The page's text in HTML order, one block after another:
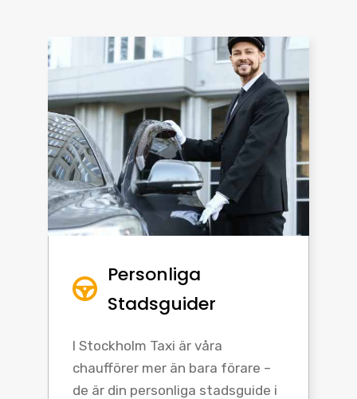
Personliga
Stadsguider
I Stockholm Taxi är våra
chaufförer mer än bara förare –
de är din personliga stadsguide i